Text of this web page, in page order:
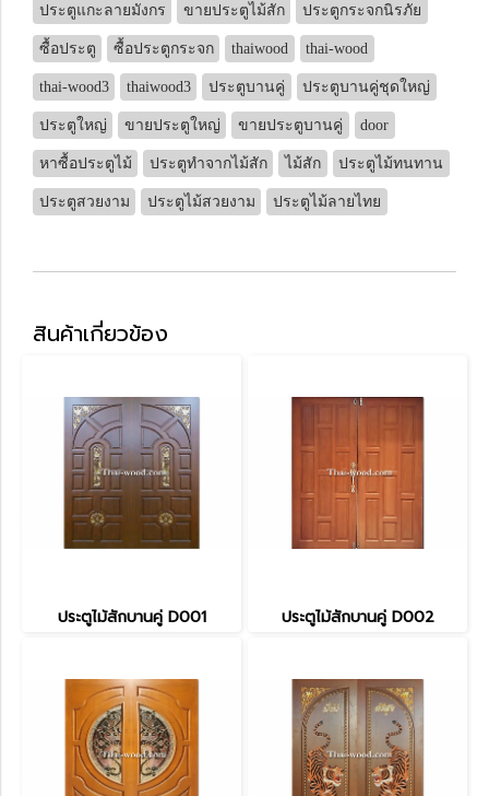
ประตูแกะลายมังกร ขายประตูไม้สัก ประตูกระจกนิรภัย
ซื้อประตู ซื้อประตูกระจก thaiwood thai-wood
thai-wood3 thaiwood3 ประตูบานคู่ ประตูบานคู่ชุดใหญ่
ประตูใหญ่ ขายประตูใหญ่ ขายประตูบานคู่ door
หาซื้อประตูไม้ ประตูทำจากไม้สัก ไม้สัก ประตูไม้ทนทาน
ประตูสวยงาม ประตูไม้สวยงาม ประตูไม้ลายไทย
สินค้าเกี่ยวข้อง
ประตูไม้สักบานคู่ D001 ประตูไม้สักบานคู่ D002